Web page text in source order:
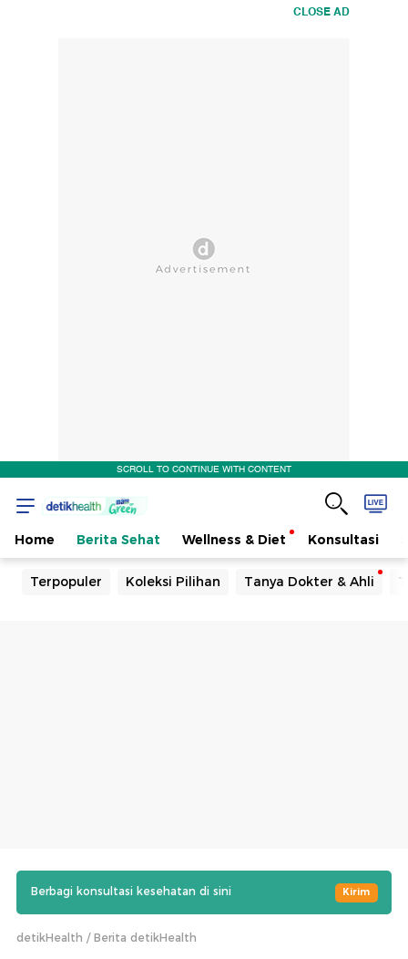
CLOSE AD
SCROLL TO CONTINUE WITH CONTENT
Home Berita Sehat Wellness & Diet Konsultasi
Terpopuler Koleksi Pilihan Tanya Dokter & Ahli
Berbagi konsultasi kesehatan di sini Kirim
detikHealth Berita detikHealth